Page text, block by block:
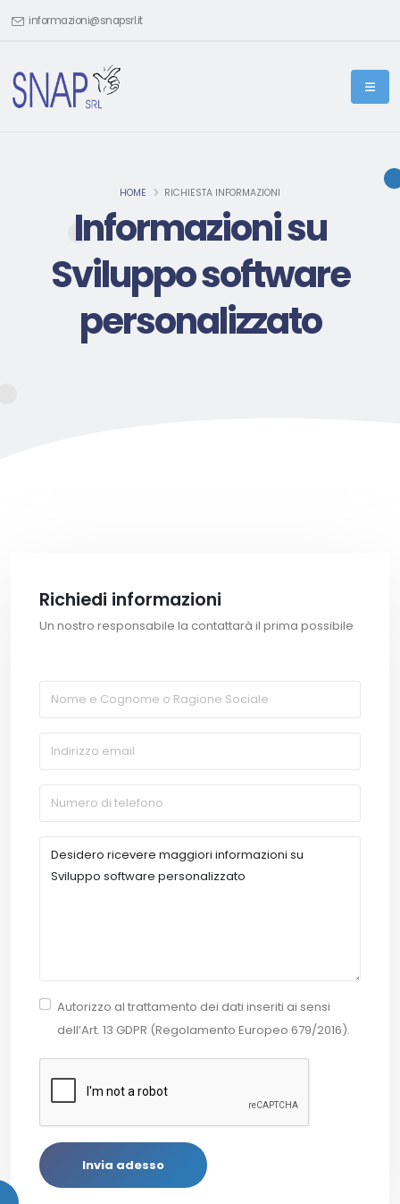
informazioni@snapsrl.it
HOME RICHIESTA INFORMAZIONI
Informazioni su
Sviluppo software
personalizzato
Richiedi informazioni
Un nostro responsabile la contattarà il prima possibile
Autorizzo al trattamento dei dati inseriti ai sensi
dell’Art. 13 GDPR (Regolamento Europeo 679/2016).